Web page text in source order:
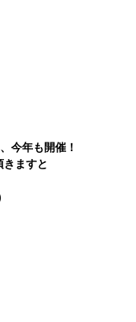
今年も開催！
ますと